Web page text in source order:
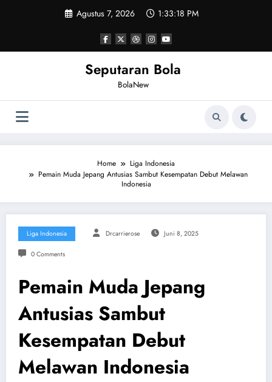
Agustus 7, 2026 1:33:19 PM
Seputaran Bola
BolaNew
Home
Liga Indonesia
Pemain Muda Jepang Antusias Sambut Kesempatan Debut Melawan
Indonesia
Liga Indonesia Drcarrierose Juni 8, 2025
0 Comments
Pemain Muda Jepang
Antusias Sambut
Kesempatan Debut
Melawan Indonesia